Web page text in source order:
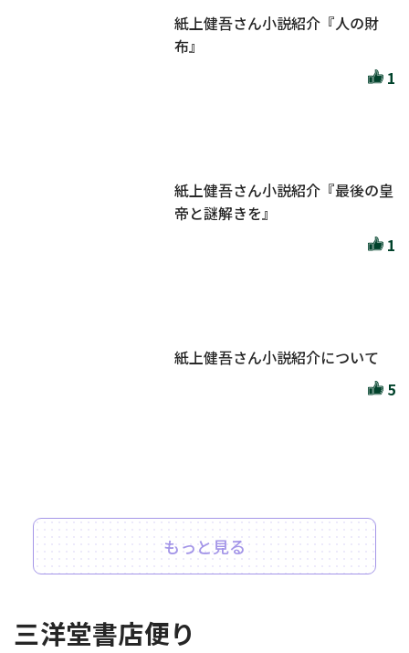
紙上健吾さん小説紹介『人の財
布』
1
紙上健吾さん小説紹介『最後の皇
帝と謎解きを』
1
紙上健吾さん小説紹介について
5
もっと見る
三洋堂書店便り